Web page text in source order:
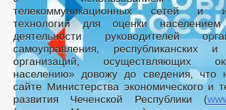
ГРАФИК ПРИЁМА ГРАЖДАН
СВЕДЕНИЯ
СОЦИАЛЬНЫЙ ПРОЕКТ — МУНИЦИПАЛЬНЫЙ
ПРОТИВОДЕЙСТВИЕ КОРРУПЦИИ
НПА
ИНЫЕ АКТЫ В СФЕРЕ
МЕТОДИЧЕСКИЕ МАТЕРИАЛЫ
ФОРМЫ ДОКУМЕНТОВ, СВЯЗАННЫХ
СВЕДЕНИЯ О ДОХОДАХ, РАСХОДАХ, ОБ ИМУЩЕСТВЕ И
КОМИССИЯ ПО СОБЛЮДЕНИЮ ТРЕБОВАНИЙ К СЛУЖЕБНОМУ
ОБРАТНАЯ СВЯЗЬ ДЛЯ СООБЩЕНИЙ О ФАКТАХ КОРРУПЦИИ
ПРАВОВЫЕ АКТЫ
УСТАВ РЕЕСТР НПА
ПЕРЕЧНИ
телекоммуникационных сетей и
технологий для оценки населением
деятельности руководителей
самоуправления, республиканских
организаций, осуществляющих
населению» довожу до сведения, что
сайте Министерства экономического и
развития Чеченской Республики (